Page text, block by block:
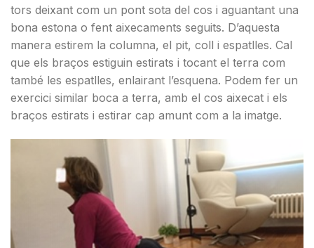
tors deixant com un pont sota del cos i aguantant una
bona estona o fent aixecaments seguits. D’aquesta
manera estirem la columna, el pit, coll i espatlles. Cal
que els braços estiguin estirats i tocant el terra com
també les espatlles, enlairant l’esquena. Podem fer un
exercici similar boca a terra, amb el cos aixecat i els
braços estirats i estirar cap amunt com a la imatge.